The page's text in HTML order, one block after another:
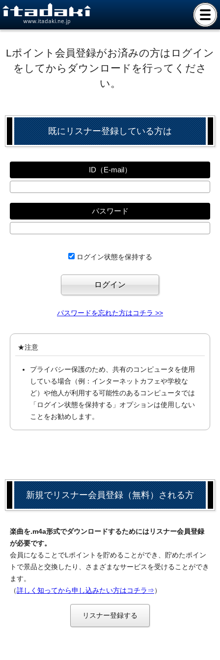
www.itadaki.ne.jp
Lポイント会員登録がお済みの方はログイン
をしてからダウンロードを行ってくださ
い。
既にリスナー登録している方は
ID（E-mail）
パスワード
ログイン状態を保持する
パスワードを忘れた方はコチラ >>
★注意
プライバシー保護のため、共有のコンピュータを使用
している場合（例：インターネットカフェや学校な
ど）や他人が利用する可能性のあるコンピュータでは
「ログイン状態を保持する」オプションは使用しない
ことをお勧めします。
新規でリスナー会員登録（無料）される方
楽曲を.m4a形式でダウンロードするためにはリスナー会員登録
が必要です。
会員になることでLポイントを貯めることができ、貯めたポイン
トで景品と交換したり、さまざまなサービスを受けることができ
ます。
（詳しく知ってから申し込みたい方はコチラ⇒）
リスナー登録する